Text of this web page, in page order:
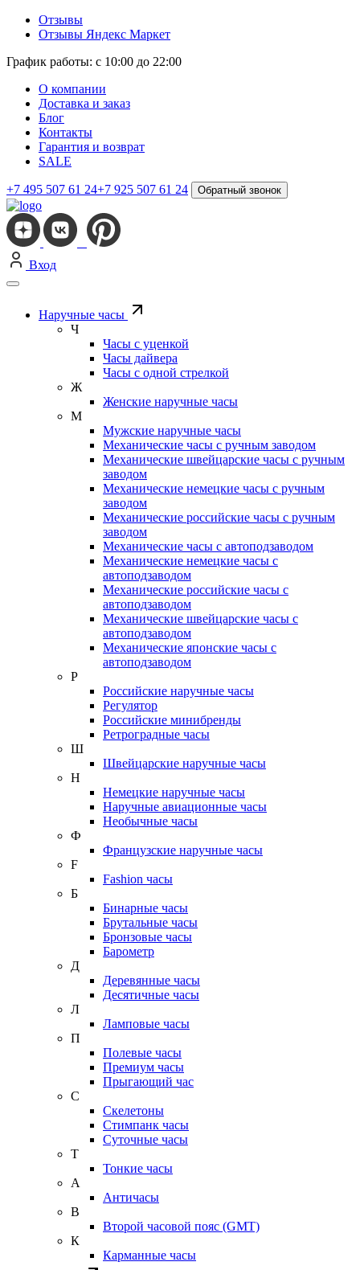
Отзывы
Отзывы Яндекс Маркет
График работы: с 10:00 до 22:00
О компании
Доставка и заказ
Блог
Контакты
Гарантия и возврат
SALE
+7 495 507 61 24+7 925 507 61 24 Обратный звонок
Вход
Наручные часы
Ч
Часы с уценкой
Часы дайвера
Часы с одной стрелкой
Ж
Женские наручные часы
М
Мужские наручные часы
Механические часы с ручным заводом
Механические швейцарские часы с ручным
заводом
Механические немецкие часы с ручным
заводом
Механические российские часы с ручным
заводом
Механические часы с автоподзаводом
Механические немецкие часы с
автоподзаводом
Механические российские часы с
автоподзаводом
Механические швейцарские часы с
автоподзаводом
Механические японские часы с
автоподзаводом
Р
Российские наручные часы
Регулятор
Российские минибренды
Ретроградные часы
Ш
Швейцарские наручные часы
Н
Немецкие наручные часы
Наручные авиационные часы
Необычные часы
Ф
Французские наручные часы
F
Fashion часы
Б
Бинарные часы
Брутальные часы
Бронзовые часы
Барометр
Д
Деревянные часы
Десятичные часы
Л
Ламповые часы
П
Полевые часы
Премиум часы
Прыгающий час
С
Скелетоны
Стимпанк часы
Суточные часы
Т
Тонкие часы
А
Античасы
В
Второй часовой пояс (GMT)
К
Карманные часы